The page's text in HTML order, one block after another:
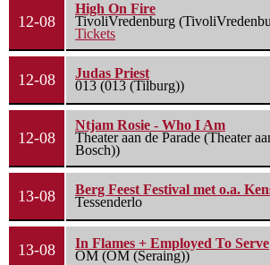
12-08
High On Fire
TivoliVredenburg
Tickets
12-08
Judas Priest
013 (013 (Tilburg))
12-08
Ntjam Rosie - Who I Am
Theater aan de Parade (Theater
Bosch))
13-08
Berg Feest Festival met o.a.
Tessenderlo
13-08
In Flames + Employed To Serve
OM (OM (Seraing))